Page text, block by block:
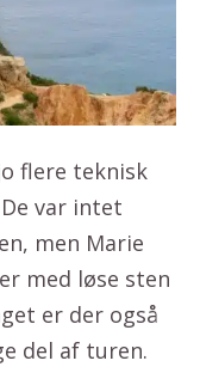
flere teknisk
var intet
men Marie
med løse sten
er der også
del af turen.